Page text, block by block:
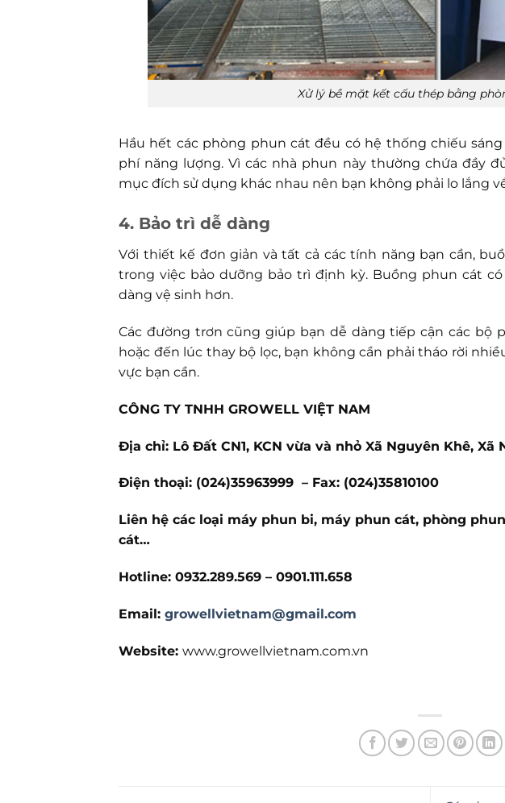
Xử lý bề mặt kết cấu thép bằng
Hầu hết các phòng phun cát đều có hệ thống chiếu
phí năng lượng. Vì các nhà phun này thường chứa đầy
mục đích sử dụng khác nhau nên bạn không phải lo lắng
4. Bảo trì dễ dàng
Với thiết kế đơn giản và tất cả các tính năng bạn cần,
trong việc bảo dưỡng bảo trì định kỳ. Buồng phun cát
dàng vệ sinh hơn.
Các đường trơn cũng giúp bạn dễ dàng tiếp cận các bộ
hoặc đến lúc thay bộ lọc, bạn không cần phải tháo rời
vực bạn cần.
CÔNG TY TNHH GROWELL VIỆT NAM
Địa chỉ: Lô Đất CN1, KCN vừa và nhỏ Xã Nguyên Khê, Xã
Điện thoại: (024)35963999 – Fax: (024)35810100
Liên hệ các loại máy phun bi, máy phun cát, phòng
cát…
Hotline: 0932.289.569 – 0901.111.658
Email: growellvietnam@gmail.com
Website: www.growellvietnam.com.vn